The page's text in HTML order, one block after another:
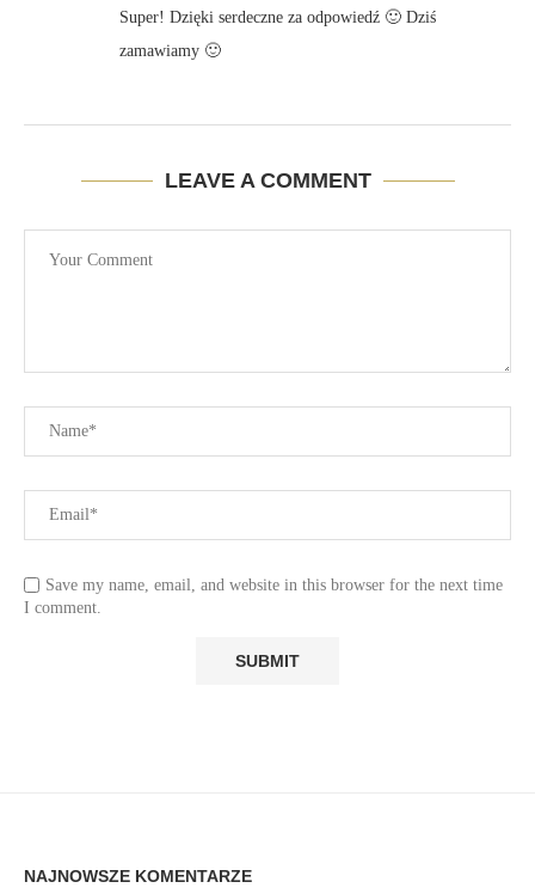
Super! Dzięki serdeczne za odpowiedź 🙂 Dziś
zamawiamy 🙂
LEAVE A COMMENT
Save my name, email, and website in this browser for the next time
I comment.
NAJNOWSZE KOMENTARZE